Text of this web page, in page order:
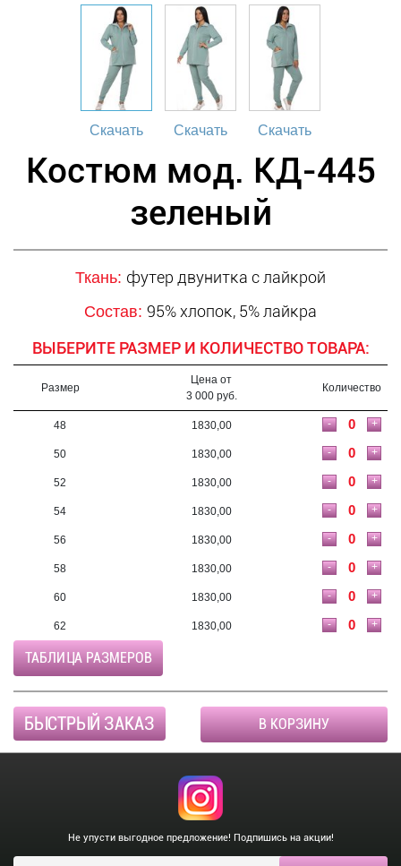
Скачать Скачать Скачать
Костюм мод. КД-445
зеленый
Ткань: футер двунитка с лайкрой
Состав: 95% хлопок, 5% лайкра
ВЫБЕРИТЕ РАЗМЕР И КОЛИЧЕСТВО ТОВАРА:
Размер
Цена от
3 000 руб.
Количество
48 1830,00 +
-
50 1830,00 +
-
52 1830,00 +
-
54 1830,00 +
-
56 1830,00 +
-
58 1830,00 +
-
60 1830,00 +
-
62 1830,00 +
-
ТАБЛИЦА РАЗМЕРОВ
БЫСТРЫЙ ЗАКАЗ В КОРЗИНУ
Не упусти выгодное предложение! Подпишись на акции!